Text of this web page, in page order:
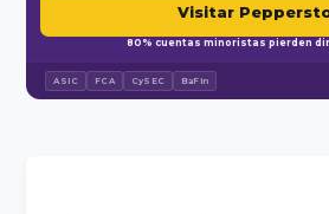
Visitar
80% cuentas minoristas pierden
ASIC FCA CySEC BaFin